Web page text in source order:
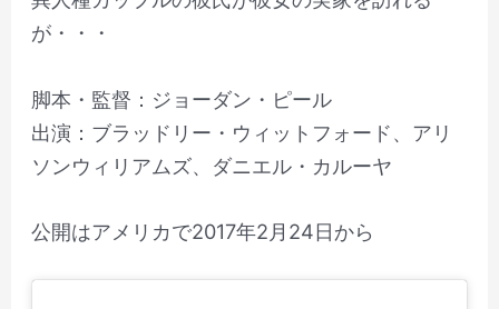
が・・・
脚本・監督：ジョーダン・ピール
出演：ブラッドリー・ウィットフォード、アリ
ソンウィリアムズ、ダニエル・カルーヤ
公開はアメリカで2017年2月24日から